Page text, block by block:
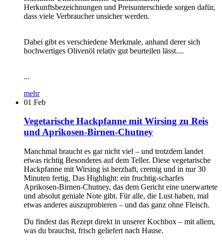
Herkunftsbezeichnungen und Preisunterschiede sorgen dafür,
dass viele Verbraucher unsicher werden.
Dabei gibt es verschiedene Merkmale, anhand derer sich
hochwertiges Olivenöl relativ gut beurteilen lässt....
...
mehr
01 Feb
Vegetarische Hackpfanne mit Wirsing zu Reis
und Aprikosen-Birnen-Chutney
Manchmal braucht es gar nicht viel – und trotzdem landet
etwas richtig Besonderes auf dem Teller. Diese vegetarische
Hackpfanne mit Wirsing ist herzhaft, cremig und in nur 30
Minuten fertig. Das Highlight: ein fruchtig-scharfes
Aprikosen-Birnen-Chutney, das dem Gericht eine unerwartete
und absolut geniale Note gibt. Für alle, die Lust haben, mal
etwas anderes auszuprobieren – und das ganz ohne Fleisch.
Du findest das Rezept direkt in unserer Kochbox – mit allem,
was du brauchst, frisch geliefert nach Hause.